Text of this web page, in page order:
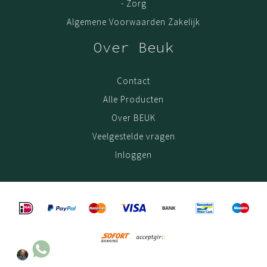
- Zorg
Algemene Voorwaarden Zakelijk
Over Beuk
Contact
Alle Producten
Over BEUK
Veelgestelde vragen
Inloggen